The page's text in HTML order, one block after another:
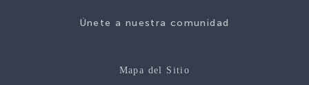
Únete a nuestra comunidad
Mapa del Sitio